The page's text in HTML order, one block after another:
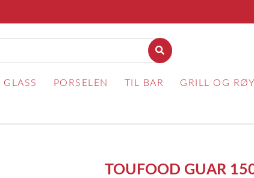
GLASS PORSELEN TIL BAR GRILL OG
TOUFOOD GUAR